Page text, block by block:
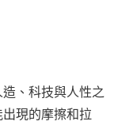
、科技與人性之
現的摩擦和拉